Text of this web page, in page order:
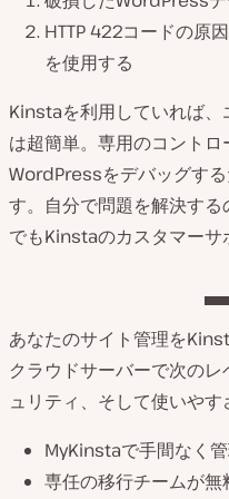
HTTP 422コードの原
を使用する
Kinstaを利用していれば
は超簡単。専用のコントロ
WordPressをデバッグす
す。自分で問題を解決す
でもKinstaのカスタマーサ
あなたのサイト管理を
クラウドサーバーで次の
ュリティ、そして使いやす
MyKinstaで手間なく
専任の移行チームが無